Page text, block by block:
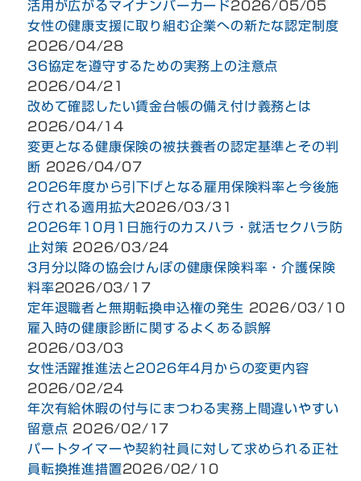
活用が広がるマイナンバーカード2026/05/05
女性の健康支援に取り組む企業への新たな認定制度
2026/04/28
36協定を遵守するための実務上の注意点
2026/04/21
改めて確認したい賃金台帳の備え付け義務とは
2026/04/14
変更となる健康保険の被扶養者の認定基準とその判
断 2026/04/07
2026年度から引下げとなる雇用保険料率と今後施
行される適用拡大2026/03/31
2026年10月1日施行のカスハラ・就活セクハラ防
止対策 2026/03/24
3月分以降の協会けんぽの健康保険料率・介護保険
料率2026/03/17
定年退職者と無期転換申込権の発生 2026/03/10
雇入時の健康診断に関するよくある誤解
2026/03/03
女性活躍推進法と2026年4月からの変更内容
2026/02/24
年次有給休暇の付与にまつわる実務上間違いやすい
留意点 2026/02/17
パートタイマーや契約社員に対して求められる正社
員転換推進措置2026/02/10